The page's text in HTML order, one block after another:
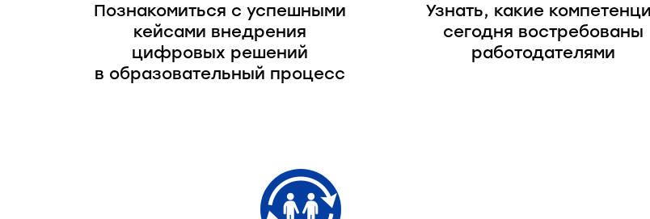
Познакомиться с успешными
кейсами внедрения
цифровых решений
в образовательный процесс
Узнать, какие
сегодня востребованы
работодателями